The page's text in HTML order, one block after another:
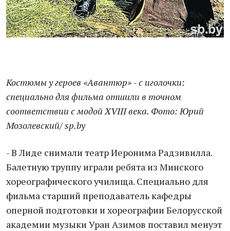
Костюмы у героев «Авантюр» - с иголочки:
специально для фильма отшили в точном
соответствии с модой XVIII века. Фото: Юрий
Мозолевский/ sp.by
- В Лиде снимали театр Иеронима Радзивилла.
Балетную труппу играли ребята из Минского
хореографического училища. Специально для
фильма старший преподаватель кафедры
оперной подготовки и хореографии Белорусской
академии музыки Уран Азимов поставил менуэт